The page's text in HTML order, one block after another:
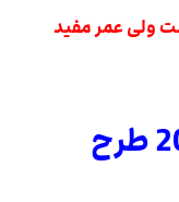
ولی عمر مفید
بلید درام ریکو سری 2000 طرح